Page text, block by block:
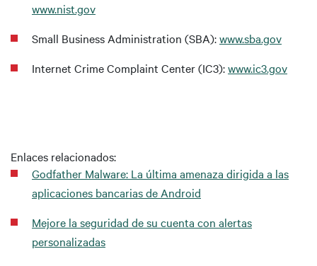
www.nist.gov
Small Business Administration (SBA):www.sba.gov
Internet Crime Complaint Center (IC3):www.ic3.gov
Enlaces relacionados:
Godfather Malware: La última amenaza dirigida a las
aplicaciones bancarias de Android
Mejore la seguridad de su cuenta con alertas
personalizadas